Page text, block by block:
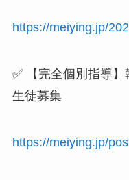
https://meiying.jp/
✅ 【完全個別指導
生徒募集
https://meiying.jp/